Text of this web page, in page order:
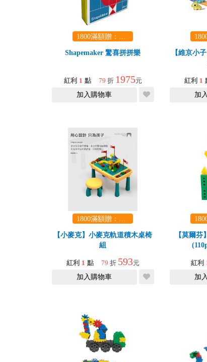
1800滿額贈：口袋玩具一份（隨機出貨） (summer read)
Shapemaker 驚喜拼拼樂
紅利 1 點 79 折 1975元
加入購物車
【維京小
紅利 1
加
1800滿額贈：口袋玩具一份（隨機出貨） (summer read)
【小麥克】小麥克軌道積木桌椅
組
紅利 1 點 79 折 593元
加入購物車
【莫爾
紅利
加